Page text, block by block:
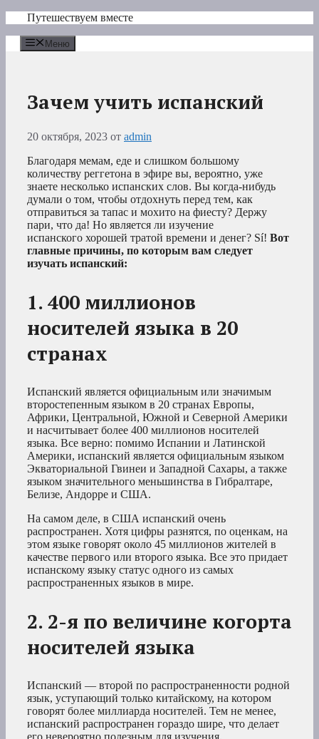
Перейти
содержимому
Путешествуем вместе
Меню
Зачем учить испанский
20 октября, 2023 от admin
Благодаря мемам, еде и слишком большому
количеству реггетона в эфире вы, вероятно, уже
знаете несколько испанских слов. Вы когда-нибудь
думали о том, чтобы отдохнуть перед тем, как
отправиться за тапас и мохито на фиесту? Держу
пари, что да! Но является ли изучение
испанского хорошей тратой времени и денег? Sí! Вот
главные причины, по которым вам следует
изучать испанский:
1. 400 миллионов
носителей языка в 20
странах
Испанский является официальным или значимым
второстепенным языком в 20 странах Европы,
Африки, Центральной, Южной и Северной Америки
и насчитывает более 400 миллионов носителей
языка. Все верно: помимо Испании и Латинской
Америки, испанский является официальным языком
Экваториальной Гвинеи и Западной Сахары, а также
языком значительного меньшинства в Гибралтаре,
Белизе, Андорре и США.
На самом деле, в США испанский очень
распространен. Хотя цифры разнятся, по оценкам, на
этом языке говорят около 45 миллионов жителей в
качестве первого или второго языка. Все это придает
испанскому языку статус одного из самых
распространенных языков в мире.
2. 2-я по величине когорта
носителей языка
Испанский — второй по распространенности родной
язык, уступающий только китайскому, на котором
говорят более миллиарда носителей. Тем не менее,
испанский распространен гораздо шире, что делает